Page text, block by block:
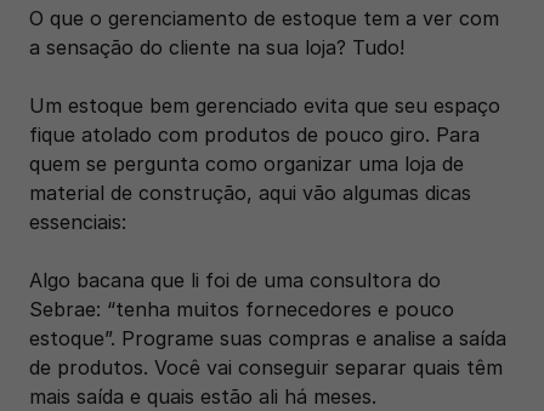
O que o gerenciamento de estoque tem a ver com
a sensação do cliente na sua loja? Tudo!
Um estoque bem gerenciado evita que seu espaço
fique atolado com produtos de pouco giro. Para
quem se pergunta como organizar uma loja de
material de construção, aqui vão algumas dicas
essenciais:
Algo bacana que li foi de uma consultora do
Sebrae: “tenha muitos fornecedores e pouco
estoque”. Programe suas compras e analise a saída
de produtos. Você vai conseguir separar quais têm
mais saída e quais estão ali há meses.